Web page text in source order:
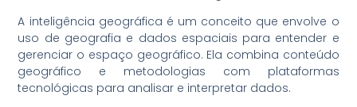
A inteligência geográfica é um conceito que envolve o
uso de geografia e dados espaciais para entender e
gerenciar o espaço geográfico. Ela combina conteúdo
geográfico e metodologias com plataformas
tecnológicas para analisar e interpretar dados.